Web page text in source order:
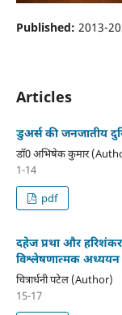
Published: 2013-
Articles
डुअर्स की जनजातीय
डाॅ0 अभिषेक कुमार
1-14
pdf
दहेज प्रथा और
विश्लेषणात्मक अध्ययन
चित्रार्धनी पटेल (Author)
15-17